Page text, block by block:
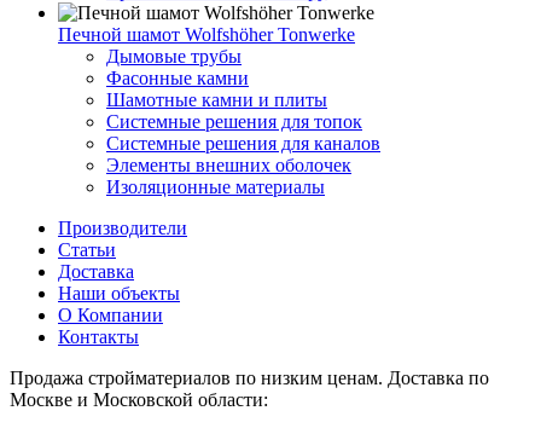
Печной шамот Wolfshöher Tonwerke
Дымовые трубы
Фасонные камни
Шамотные камни и плиты
Системные решения для топок
Системные решения для каналов
Элементы внешних оболочек
Изоляционные материалы
Производители
Статьи
Доставка
Наши объекты
О Компании
Контакты
Продажа стройматериалов по низким ценам. Доставка по
Москве и Московской области: